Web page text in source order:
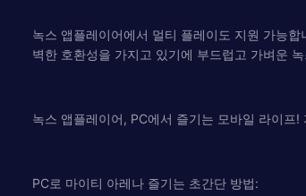
녹스 앱플레이어에서 멀티 플레이도 지원 가능
벽한 호환성을 가지고 있기에 부드럽고 가벼운
녹스 앱플레이어, PC에서 즐기는 모바일 라이프!
PC로 마이티 아레나 즐기는 초간단 방법: